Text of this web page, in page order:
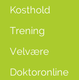
Kosthold
Trening
Velvære
Doktoronline